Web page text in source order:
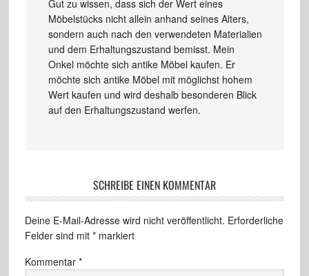
Gut zu wissen, dass sich der Wert eines
Möbelstücks nicht allein anhand seines Alters,
sondern auch nach den verwendeten Materialien
und dem Erhaltungszustand bemisst. Mein
Onkel möchte sich antike Möbel kaufen. Er
möchte sich antike Möbel mit möglichst hohem
Wert kaufen und wird deshalb besonderen Blick
auf den Erhaltungszustand werfen.
SCHREIBE EINEN KOMMENTAR
Deine E-Mail-Adresse wird nicht veröffentlicht. Erforderliche
Felder sind mit *markiert
Kommentar *